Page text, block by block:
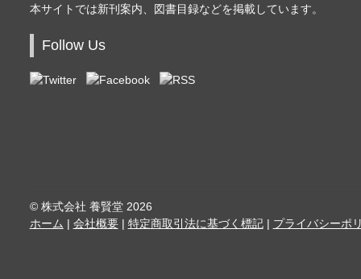
本サイトでは新刊案内、図書目録などを掲載しています。
Follow Us
© 株式会社 養賢堂 2026
ホーム
会社概要 特定商取引法に基づく標記 プライバシーポ